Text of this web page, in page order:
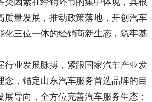
因素在经销环节的集中体现，其根
量发展，推动政策落地，开创汽车
三位一体的经销商新生态，筑牢基
行业发展脉搏，紧跟国家汽车产业发
，锚定山东汽车服务首选品牌的目
导向，全方位完善汽车服务生态：